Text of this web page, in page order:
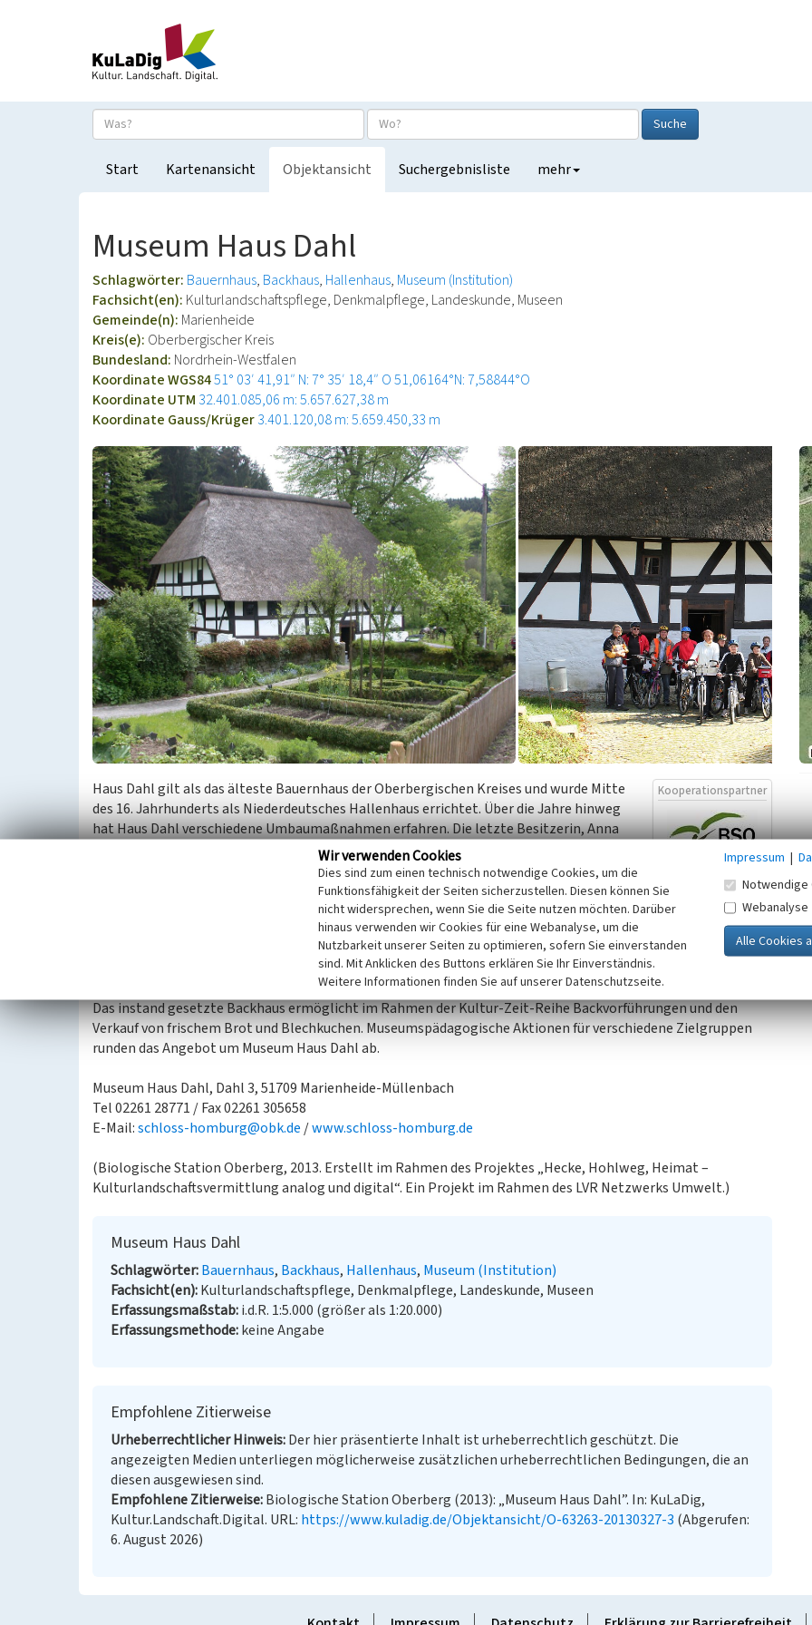
Suche
Start Kartenansicht Objektansicht Suchergebnisliste mehr
Museum Haus Dahl
Schlagwörter: Bauernhaus Backhaus Hallenhaus Museum (Institution)
Fachsicht(en): Kulturlandschaftspflege, Denkmalpflege, Landeskunde, Museen
Gemeinde(n): Marienheide
Kreis(e): Oberbergischer Kreis
Bundesland: Nordrhein-Westfalen
Koordinate WGS8451° 03′ 41,91″ N: 7° 35′ 18,4″ O51,06164°N: 7,58844°O
Koordinate UTM 32.401.085,06 m: 5.657.627,38 m
Koordinate Gauss/Krüger3.401.120,08 m: 5.659.450,33 m
Kooperationspartner
Haus Dahl gilt als das älteste Bauernhaus der Oberbergischen Kreises und wurde Mitte
des 16. Jahrhunderts als Niederdeutsches Hallenhaus errichtet. Über die Jahre hinweg
hat Haus Dahl verschiedene Umbaumaßnahmen erfahren. Die letzte Besitzerin, Anna
Schenk, lebte noch bis in die 1950er Jahre mit Kühen, Hühnern und Schweinen unter
seinem Dach. 1963 ging Haus Dahl in den Besitz des Oberbergischen Kreises über. Seit
dem wird es durch das Museum Schloss Homburg als kulturhistorische Außenstelle
genutzt. Die Dauerausstellung zeigt hier die Lebens- und Arbeitswelten der ländlichen Bevölkerung im 19. und
beginnendem 20. Jahrhundert. Die verschiedenen Themenbereiche werden durch Exponate, Texttafeln,
inszenierte Räume und Filmvorführungen dargestellt, wobei sich diese deutlich von der authentischen
Bausubstanz abheben. Kulturelle Veranstaltungen zu ländlichen Themen finden jährlich am ersten Sonntag
im Monat statt. Im Außenbereich befinden sich ein traditioneller Bauerngarten und der so genannte „Backes“.
Das instand gesetzte Backhaus ermöglicht im Rahmen der Kultur-Zeit-Reihe Backvorführungen und den
Verkauf von frischem Brot und Blechkuchen. Museumspädagogische Aktionen für verschiedene Zielgruppen
runden das Angebot um Museum Haus Dahl ab.
Museum Haus Dahl, Dahl 3, 51709 Marienheide-Müllenbach
Tel 02261 28771 / Fax 02261 305658
E-Mail:schloss-homburg@obk.de /www.schloss-homburg.de
(Biologische Station Oberberg, 2013. Erstellt im Rahmen des Projektes „Hecke, Hohlweg, Heimat –
Kulturlandschaftsvermittlung analog und digital“. Ein Projekt im Rahmen des LVR Netzwerks Umwelt.)
Museum Haus Dahl
Schlagwörter Bauernhaus Backhaus Hallenhaus Museum (Institution)
Fachsicht(en) Kulturlandschaftspflege, Denkmalpflege, Landeskunde, Museen
Erfassungsmaßstab i.d.R. 1:5.000 (größer als 1:20.000)
Erfassungsmethode keine Angabe
Empfohlene Zitierweise
Urheberrechtlicher Hinweis Der hier präsentierte Inhalt ist urheberrechtlich geschützt. Die
angezeigten Medien unterliegen möglicherweise zusätzlichen urheberrechtlichen Bedingungen, die an
diesen ausgewiesen sind.
Empfohlene Zitierweise Biologische Station Oberberg (2013): „Museum Haus Dahl”. In: KuLaDig,
Kultur.Landschaft.Digital. URL: https://www.kuladig.de/Objektansicht/O-63263-20130327-3 (Abgerufen:
6. August 2026)
Wir verwenden Cookies
Dies sind zum einen technisch notwendige Cookies, um die
Funktionsfähigkeit der Seiten sicherzustellen. Diesen können Sie
nicht widersprechen, wenn Sie die Seite nutzen möchten. Darüber
hinaus verwenden wir Cookies für eine Webanalyse, um die
Nutzbarkeit unserer Seiten zu optimieren, sofern Sie einverstanden
sind. Mit Anklicken des Buttons erklären Sie Ihr Einverständnis.
Weitere Informationen finden Sie auf unserer Datenschutzseite.
Impressum |
Notwendige
Webanalyse